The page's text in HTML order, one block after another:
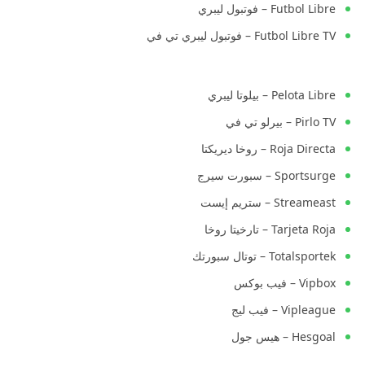
Futbol Libre – فوتبول ليبري
Futbol Libre TV – فوتبول ليبري تي في
Pelota Libre – بيلوتا ليبري
Pirlo TV – بيرلو تي في
Roja Directa – روخا ديريكتا
Sportsurge – سبورت سيرج
Streameast – ستريم إيست
Tarjeta Roja – تارخيتا روخا
Totalsportek – توتال سبورتك
Vipbox – فيب بوكس
Vipleague – فيب ليج
Hesgoal – هيس جول